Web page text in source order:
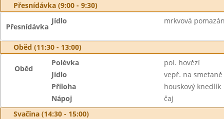
Přesnídávka (9:00 - 9:30)
Přesnídávka
Jídlo mrkvová
Oběd (11:30 - 13:00)
Oběd
Polévka
pol. hovězí
Jídlo
vepř. na smetaně
Příloha
houskový knedlík
Nápoj
čaj
Svačina (14:30 - 15:00)